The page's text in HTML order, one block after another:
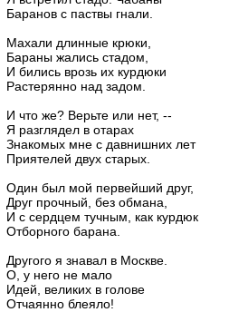
Рейтинг русских поэтов
Рейтинг стихотворений
Баранов с паствы гнали.
Махали длинные крюки,
Бараны жались стадом,
И бились врозь их курдюки
Растерянно над задом.
И что же? Верьте или нет, --
Я разглядел в отарах
Знакомых мне с давнишних лет
Приятелей двух старых.
Один был мой первейший друг,
Друг прочный, без обмана,
И с сердцем тучным, как курдюк
Отборного барана.
Другого я знавал в Москве.
О, у него не мало
Идей, великих в голове
Отчаянно блеяло!